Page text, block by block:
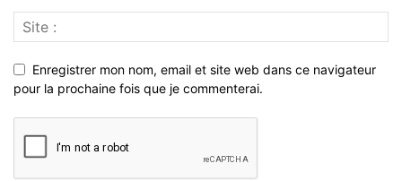
Enregistrer mon nom, email et site web dans ce navigateur
pour la prochaine fois que je commenterai.